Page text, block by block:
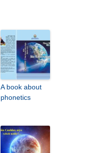
A book about
phonetics